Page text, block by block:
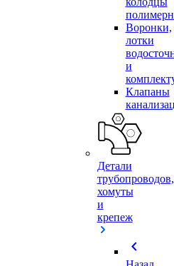
Воронки,
лотки
и
Клапаны
Детали
трубопроводов,
хомуты
и
крепеж
chevron_left